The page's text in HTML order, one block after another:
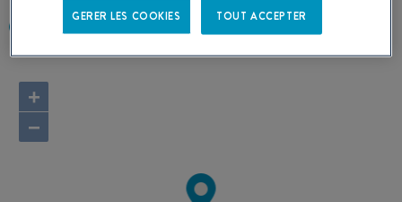
+
−
GERER LES COOKIES TOUT ACCEPTER